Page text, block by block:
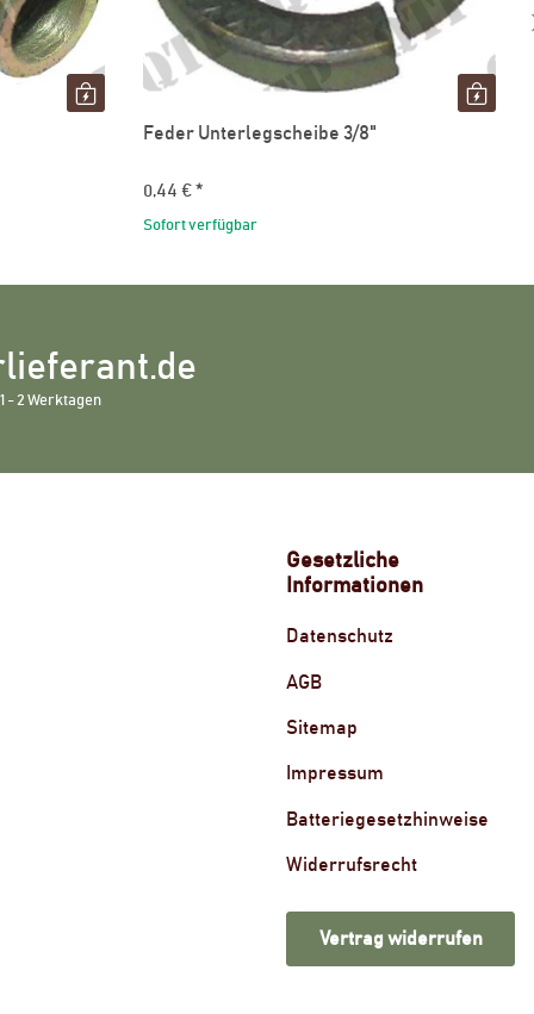
Feder Unterlegscheibe 3/8"
0,44 € *
Sofort verfügbar
- 2 Werktagen
Gesetzliche
Informationen
Datenschutz
AGB
Sitemap
Impressum
Batteriegesetzhinweise
Widerrufsrecht
Vertrag widerrufen